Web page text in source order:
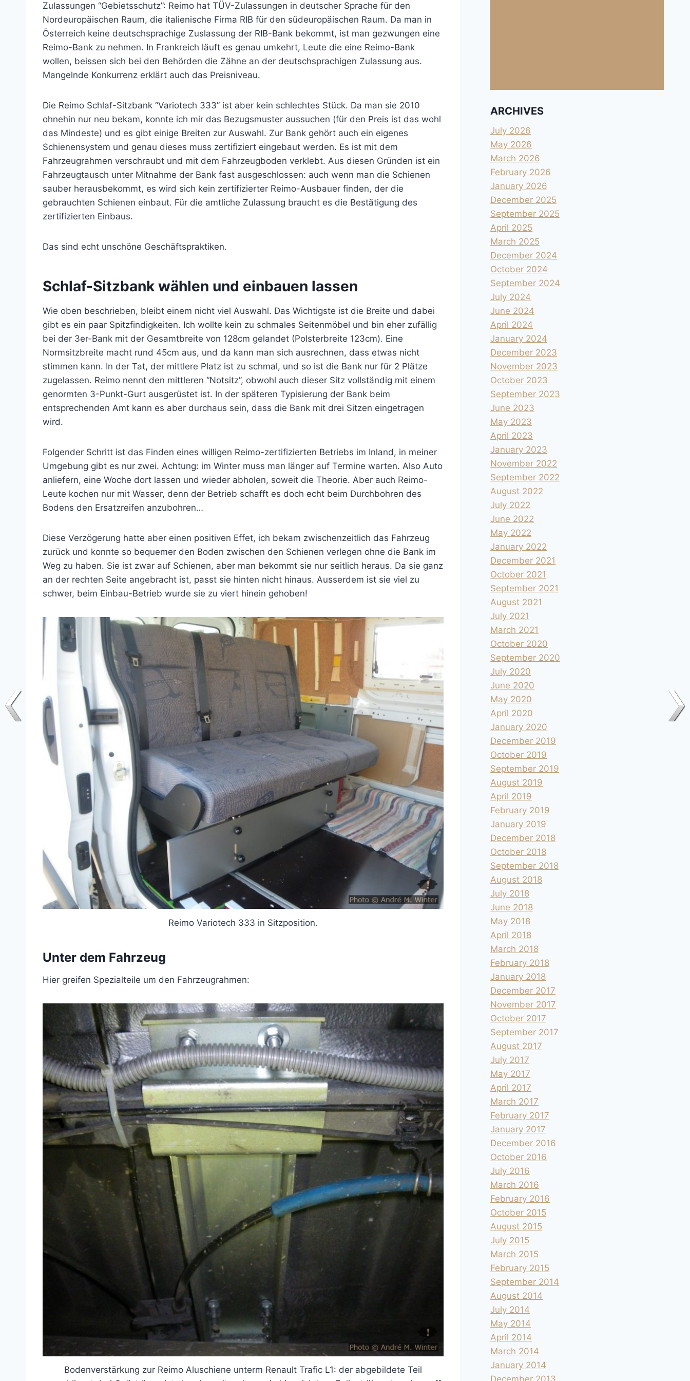
Zulassungen “Gebietsschutz”: Reimo hat TÜV-Zulassungen in deutscher Sprache für den
Nordeuropäischen Raum, die italienische Firma RIB für den südeuropäischen Raum. Da man in
Österreich keine deutschsprachige Zuslassung der RIB-Bank bekommt, ist man gezwungen eine
Reimo-Bank zu nehmen. In Frankreich läuft es genau umkehrt, Leute die eine Reimo-Bank
wollen, beissen sich bei den Behörden die Zähne an der deutschsprachigen Zulassung aus.
Mangelnde Konkurrenz erklärt auch das Preisniveau.
Die Reimo Schlaf-Sitzbank “Variotech 333” ist aber kein schlechtes Stück. Da man sie 2010
ohnehin nur neu bekam, konnte ich mir das Bezugsmuster aussuchen (für den Preis ist das wohl
das Mindeste) und es gibt einige Breiten zur Auswahl. Zur Bank gehört auch ein eigenes
Schienensystem und genau dieses muss zertifiziert eingebaut werden. Es ist mit dem
Fahrzeugrahmen verschraubt und mit dem Fahrzeugboden verklebt. Aus diesen Gründen ist ein
Fahrzeugtausch unter Mitnahme der Bank fast ausgeschlossen: auch wenn man die Schienen
sauber herausbekommt, es wird sich kein zertifizierter Reimo-Ausbauer finden, der die
gebrauchten Schienen einbaut. Für die amtliche Zulassung braucht es die Bestätigung des
zertifizierten Einbaus.
Das sind echt unschöne Geschäftspraktiken.
Schlaf-Sitzbank wählen und einbauen lassen
Wie oben beschrieben, bleibt einem nicht viel Auswahl. Das Wichtigste ist die Breite und dabei
gibt es ein paar Spitzfindigkeiten. Ich wollte kein zu schmales Seitenmöbel und bin eher zufällig
bei der 3er-Bank mit der Gesamtbreite von 128cm gelandet (Polsterbreite 123cm). Eine
Normsitzbreite macht rund 45cm aus, und da kann man sich ausrechnen, dass etwas nicht
stimmen kann. In der Tat, der mittlere Platz ist zu schmal, und so ist die Bank nur für 2 Plätze
zugelassen. Reimo nennt den mittleren “Notsitz”, obwohl auch dieser Sitz vollständig mit einem
genormten 3-Punkt-Gurt ausgerüstet ist. In der späteren Typisierung der Bank beim
entsprechenden Amt kann es aber durchaus sein, dass die Bank mit drei Sitzen eingetragen
wird.
Folgender Schritt ist das Finden eines willigen Reimo-zertifizierten Betriebs im Inland, in meiner
Umgebung gibt es nur zwei. Achtung: im Winter muss man länger auf Termine warten. Also Auto
anliefern, eine Woche dort lassen und wieder abholen, soweit die Theorie. Aber auch Reimo-
Leute kochen nur mit Wasser, denn der Betrieb schafft es doch echt beim Durchbohren des
Bodens den Ersatzreifen anzubohren…
Diese Verzögerung hatte aber einen positiven Effet, ich bekam zwischenzeitlich das Fahrzeug
zurück und konnte so bequemer den Boden zwischen den Schienen verlegen ohne die Bank im
Weg zu haben. Sie ist zwar auf Schienen, aber man bekommt sie nur seitlich heraus. Da sie ganz
an der rechten Seite angebracht ist, passt sie hinten nicht hinaus. Ausserdem ist sie viel zu
schwer, beim Einbau-Betrieb wurde sie zu viert hinein gehoben!
Reimo Variotech 333 in Sitzposition.
Unter dem Fahrzeug
Hier greifen Spezialteile um den Fahrzeugrahmen:
Bodenverstärkung zur Reimo Aluschiene unterm Renault Trafic L1: der abgebildete Teil
ARCHIVES
July 2026
May 2026
March 2026
February 2026
January 2026
December 2025
September 2025
April 2025
March 2025
December 2024
October 2024
September 2024
July 2024
June 2024
April 2024
January 2024
December 2023
November 2023
October 2023
September 2023
June 2023
May 2023
April 2023
January 2023
November 2022
September 2022
August 2022
July 2022
June 2022
May 2022
January 2022
December 2021
October 2021
September 2021
August 2021
July 2021
March 2021
October 2020
September 2020
July 2020
June 2020
May 2020
April 2020
January 2020
December 2019
October 2019
September 2019
August 2019
April 2019
February 2019
January 2019
December 2018
October 2018
September 2018
August 2018
July 2018
June 2018
May 2018
April 2018
March 2018
February 2018
January 2018
December 2017
November 2017
October 2017
September 2017
August 2017
July 2017
May 2017
April 2017
March 2017
February 2017
January 2017
December 2016
October 2016
July 2016
March 2016
February 2016
October 2015
August 2015
July 2015
March 2015
February 2015
September 2014
August 2014
July 2014
May 2014
April 2014
March 2014
January 2014
December 2013